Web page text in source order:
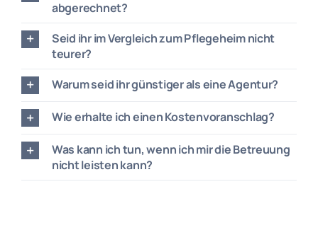
abgerechnet?
Seid ihr im Vergleich zum Pflegeheim nicht
teurer?
Warum seid ihr günstiger als eine Agentur?
Wie erhalte ich einen Kostenvoranschlag?
Was kann ich tun, wenn ich mir die Betreuung
nicht leisten kann?